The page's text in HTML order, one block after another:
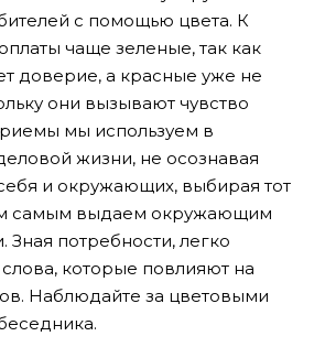
с помощью цвета. К
чаще зеленые, так как
доверие, а красные уже не
они вызывают чувство
мы используем в
жизни, не осознавая
и окружающих, выбирая тот
самым выдаем окружающим
Зная потребности, легко
которые повлияют на
Наблюдайте за цветовыми